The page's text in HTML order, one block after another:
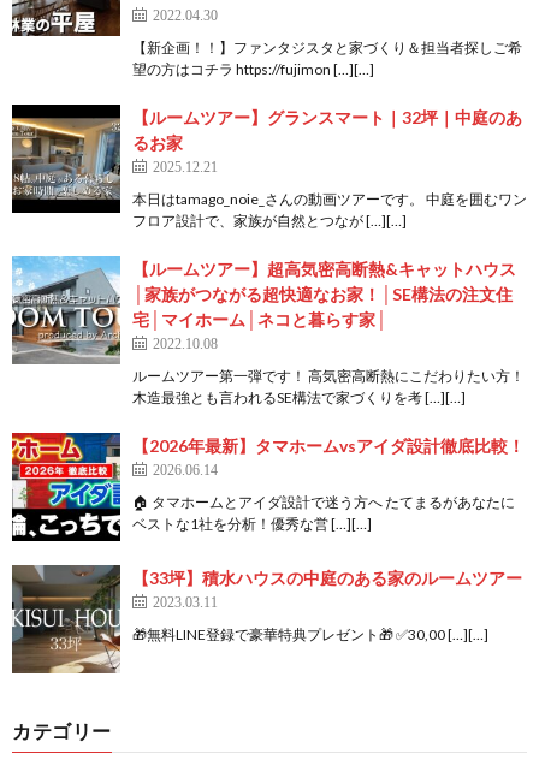
2022.04.30
【新企画！！】ファンタジスタと家づくり＆担当者探しご希
望の方はコチラ https://fujimon […][…]
【ルームツアー】グランスマート｜32坪｜中庭のあ
るお家
2025.12.21
本日はtamago_noie_さんの動画ツアーです。 中庭を囲むワン
フロア設計で、家族が自然とつなが […][…]
【ルームツアー】超高気密高断熱&キャットハウス
│家族がつながる超快適なお家！│SE構法の注文住
宅│マイホーム│ネコと暮らす家│
2022.10.08
ルームツアー第一弾です！ 高気密高断熱にこだわりたい方！
木造最強とも言われるSE構法で家づくりを考 […][…]
【2026年最新】タマホームvsアイダ設計徹底比較！
2026.06.14
🏠 タマホームとアイダ設計で迷う方へ たてまるがあなたに
ベストな1社を分析！優秀な営 […][…]
【33坪】積水ハウスの中庭のある家のルームツアー
2023.03.11
🎁無料LINE登録で豪華特典プレゼント🎁 ✅30,00 […][…]
カテゴリー